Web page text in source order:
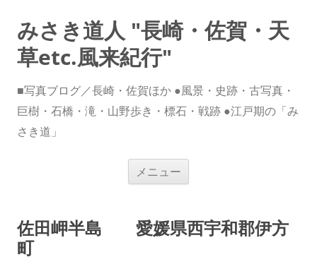
みさき道人 "長崎・佐賀・天
草etc.風来紀行"
■写真ブログ／長崎・佐賀ほか ●風景・史跡・古写真・
巨樹・石橋・滝・山野歩き・標石・戦跡 ●江戸期の「み
さき道」
メニュー
ス
キ
佐田岬半島 愛媛県西宇和郡伊方
町